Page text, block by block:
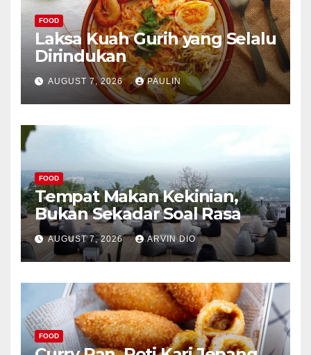
FOOD
Laksa Kuah Gurih yang Selalu
Dirindukan
AUGUST 7, 2026 PAULIN
FOOD
Tempat Makan Kekinian,
Bukan Sekadar Soal Rasa
AUGUST 7, 2026 ARVIN DIO
FOOD